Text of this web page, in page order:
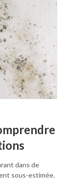
dans de
sous-estimée.